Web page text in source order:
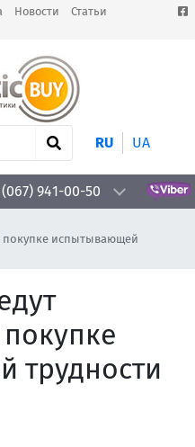
Новости
Статьи
RU UA
(067) 941-00-50
покупке испытывающей
трудности